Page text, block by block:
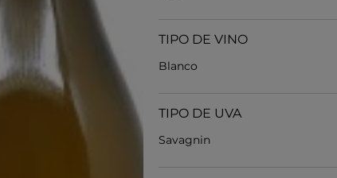
TIPO DE VINO
Blanco
TIPO DE UVA
Savagnin